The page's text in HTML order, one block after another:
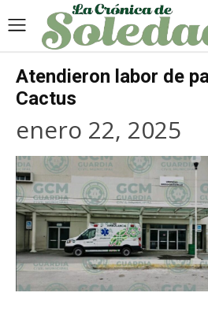
Atendieron labor de
Cactus
enero 22, 2025